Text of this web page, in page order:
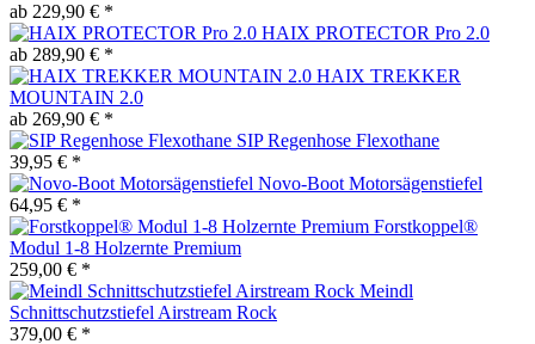
ab 229,90 € *
HAIX PROTECTOR Pro 2.0
ab 289,90 € *
HAIX TREKKER
MOUNTAIN 2.0
ab 269,90 € *
SIP Regenhose Flexothane
39,95 € *
Novo-Boot Motorsägenstiefel
64,95 € *
Forstkoppel®
Modul 1-8 Holzernte Premium
259,00 € *
Meindl
Schnittschutzstiefel Airstream Rock
379,00 € *